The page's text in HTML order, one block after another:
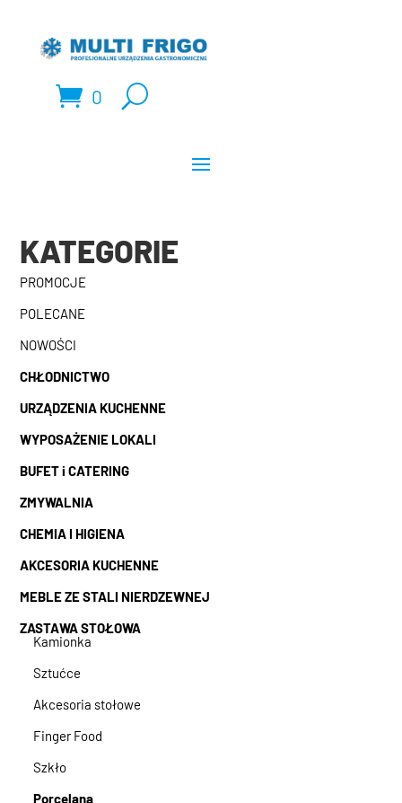
0
KATEGORIE
PROMOCJE
POLECANE
NOWOŚCI
CHŁODNICTWO
URZĄDZENIA KUCHENNE
WYPOSAŻENIE LOKALI
BUFET i CATERING
ZMYWALNIA
CHEMIA I HIGIENA
AKCESORIA KUCHENNE
MEBLE ZE STALI NIERDZEWNEJ
ZASTAWA STOŁOWA
Kamionka
Sztućce
Akcesoria stołowe
Finger Food
Szkło
Porcelana